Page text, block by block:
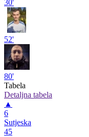
30'
52'
80'
Tabela
Detaljna tabela
▲
6
Sutjeska
45